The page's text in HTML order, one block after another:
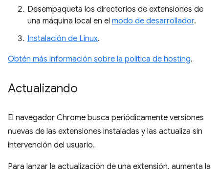
Desempaqueta los directorios de extensiones de
una máquina local en el modo de desarrollador.
Instalación de Linux.
Obtén más información sobre la política de hosting.
Actualizando
El navegador Chrome busca periódicamente versiones
nuevas de las extensiones instaladas y las actualiza sin
intervención del usuario.
Para lanzar la actualización de una extensión, aumenta la